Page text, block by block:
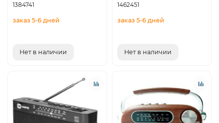
1384741
заказ 5-6 дней
Нет в наличии
1462451
заказ 5-6 дней
Нет в наличии